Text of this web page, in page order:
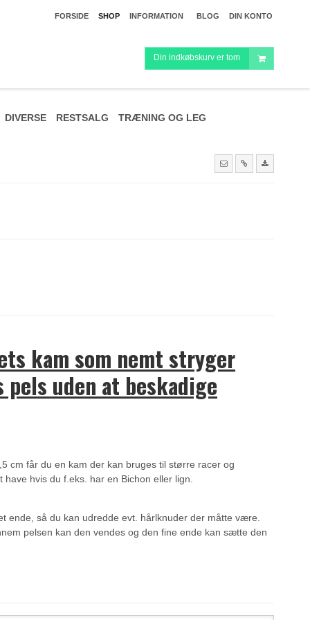
FORSIDE SHOP INFORMATION BLOG DIN KONTO
Din indkøbskurv er tom
DIVERSE RESTSALG TRÆNING OG LEG
kam som nemt stryger
pels uden at beskadige
cm får du en kam der kan bruges til større racer og
hvis du f.eks. har en Bichon eller lign.
ende, så du kan udredde evt. hårlknuder der måtte være.
pelsen kan den vendes og den fine ende kan sætte den